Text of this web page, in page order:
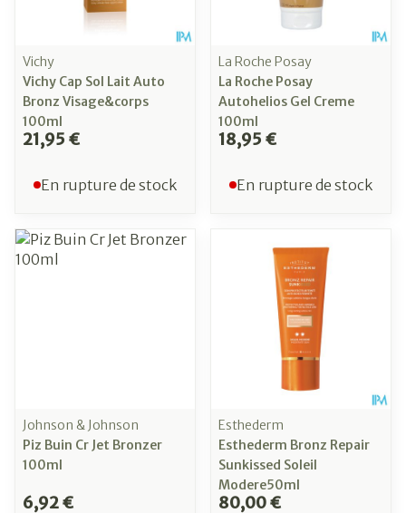
Vichy
Vichy Cap Sol Lait Auto
Bronz Visage&corps
100ml
21,95 €
En rupture de stock
La Roche Posay
La Roche Posay
Autohelios Gel Creme
100ml
18,95 €
En rupture de stock
Johnson & Johnson
Piz Buin Cr Jet Bronzer
100ml
6,92 €
Esthederm
Esthederm Bronz Repair
Sunkissed Soleil
Modere50ml
80,00 €